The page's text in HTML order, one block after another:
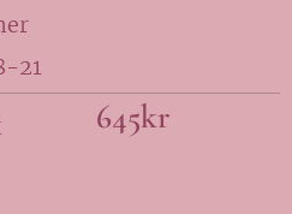
21
645kr